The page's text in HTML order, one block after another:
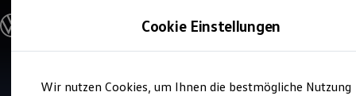
Hauptinhalt
Footer
Modelle und Konfigurator
Modelle vergleichen
Elektroautos
Verkauf und Service
Cookie Einstellungen
Wir nutzen Cookies, um Ihnen die bestmögliche Nutzung